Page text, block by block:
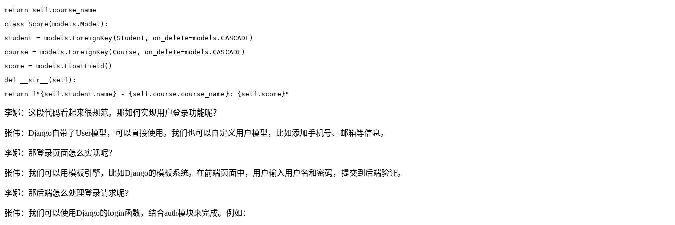
return self.course_name
class Score(models.Model):
student = models.ForeignKey(Student, on_delete=models.CASCADE)
course = models.ForeignKey(Course, on_delete=models.CASCADE)
score = models.FloatField()
def __str__(self):
return f"{self.student.name} - {self.course.course_name}: {self.score}"
李娜：这段代码看起来很规范。那如何实现用户登录功能呢？
张伟：Django自带了User模型，可以直接使用。我们也可以自定义用户模型，比如添加手机号、邮箱等信息。
李娜：那登录页面怎么实现呢？
张伟：我们可以用模板引擎，比如Django的模板系统。在前端页面中，用户输入用户名和密码，提交到后端验证。
李娜：那后端怎么处理登录请求呢？
张伟：我们可以使用Django的login函数，结合auth模块来完成。例如：